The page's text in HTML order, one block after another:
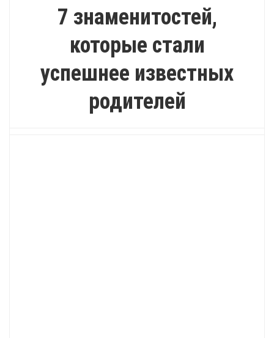
7 знаменитостей,
которые стали
успешнее известных
родителей